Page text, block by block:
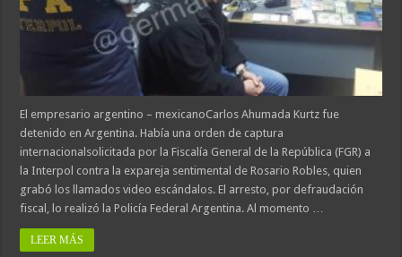
El empresario argentino – mexicanoCarlos Ahumada Kurtz fue
detenido en Argentina. Había una orden de captura
internacionalsolicitada por la Fiscalía General de la República (FGR) a
la Interpol contra la expareja sentimental de Rosario Robles, quien
grabó los llamados video escándalos. El arresto, por defraudación
fiscal, lo realizó la Policía Federal Argentina. Al momento …
LEER MÁS